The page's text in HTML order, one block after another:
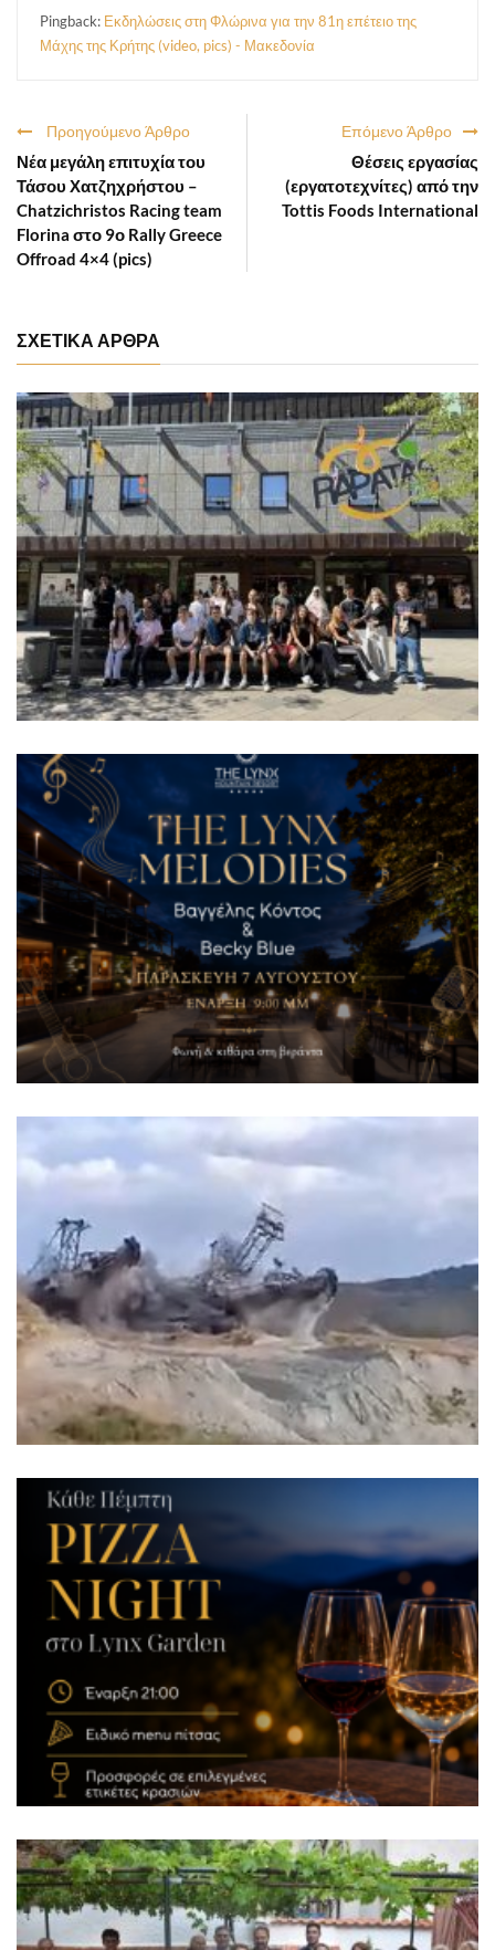
Pingback: Εκδηλώσεις στη Φλώρινα για την 81η επέτειο της
Μάχης της Κρήτης (video, pics) - Μακεδονία
Επόμενο Άρθρο
Θέσεις εργασίας
(εργατοτεχνίτες) από την
Tottis Foods International
Προηγούμενο Άρθρο
Νέα μεγάλη επιτυχία του
Τάσου Χατζηχρήστου –
Chatzichristos Racing team
Florina στο 9ο Rally Greece
Offroad 4×4 (pics)
ΣΧΕΤΙΚΑ ΑΡΘΡΑ